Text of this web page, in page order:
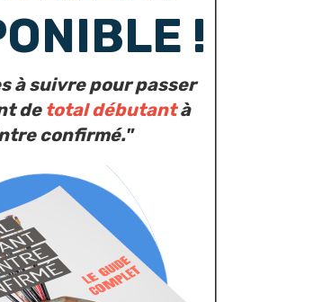
!
à suivre pour passer
de total débutantà
confirmé."